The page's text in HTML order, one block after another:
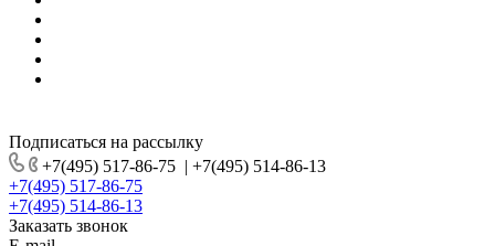
Подписаться на рассылку
+7(495) 517-86-75 | +7(495) 514-86-13
+7(495) 517-86-75
+7(495) 514-86-13
Заказать звонок